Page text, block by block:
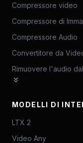
Compressore video
Compressore di
Compressore Audio
Convertitore da
Rimuovere l'audio
MODELLI DI
LTX 2
Video Any